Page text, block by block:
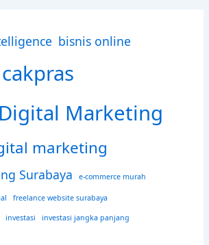
bisnis online
cakpras
Marketing
marketing
Surabaya e-commerce murah
freelance website surabaya
investasi investasi jangka panjang